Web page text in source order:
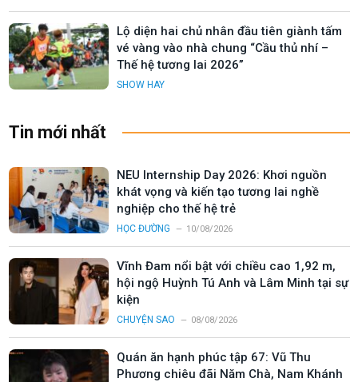
Lộ diện hai chủ nhân đầu tiên giành tấm
vé vàng vào nhà chung “Cầu thủ nhí –
Thế hệ tương lai 2026”
SHOW HAY
Tin mới nhất
NEU Internship Day 2026: Khơi nguồn
khát vọng và kiến tạo tương lai nghề
nghiệp cho thế hệ trẻ
HỌC ĐƯỜNG 10/08/2026
Vĩnh Đam nổi bật với chiều cao 1,92 m,
hội ngộ Huỳnh Tú Anh và Lâm Minh tại sự
kiện
CHUYỆN SAO 08/08/2026
Quán ăn hạnh phúc tập 67: Vũ Thu
Phương chiêu đãi Năm Chà, Nam Khánh